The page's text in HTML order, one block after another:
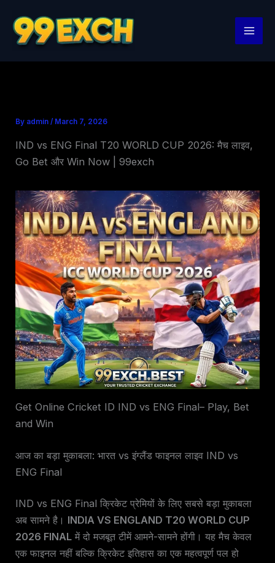
content
By admin/ March 7, 2026
IND vs ENG Final T20 WORLD CUP 2026: मैच लाइव,
Go Bet और Win Now | 99exch
Get Online Cricket ID IND vs ENG Final– Play, Bet
and Win
आज का बड़ा मुकाबला: भारत vs इंग्लैंड फाइनल लाइव IND vs
ENG Final
IND vs ENG Final क्रिकेट प्रेमियों के लिए सबसे बड़ा मुकाबला
अब सामने है। INDIA VS ENGLAND T20 WORLD CUP
2026 FINAL में दो मजबूत टीमें आमने-सामने होंगी। यह मैच केवल
एक फाइनल नहीं बल्कि क्रिकेट इतिहास का एक महत्वपूर्ण पल हो